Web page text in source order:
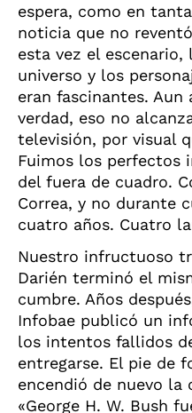
espera, como en
noticia que no
esta vez el
universo y los
eran fascinantes. Aun
verdad, eso no
televisión, por visual
Fuimos los perfectos
del fuera de cuadro.
Correa, y no durante
cuatro años. Cuatro
Nuestro infructuoso
Darién terminó el
cumbre. Años
Infobae publicó un
los intentos fallidos
entregarse. El pie de
encendió de nuevo la
«George H. W. Bush